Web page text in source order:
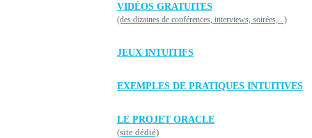
VIDÉOS GRATUITES
(des dizaines de conférences, interviews, soirées,...)
JEUX INTUITIFS
EXEMPLES DE PRATIQUES INTUITIVES
LE PROJET ORACLE
(site dédié)